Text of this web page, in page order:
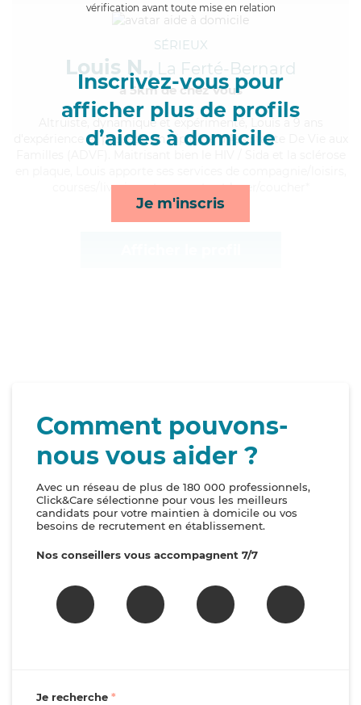
vérification avant toute mise en relation
Inscrivez-vous pour
afficher plus de profils
d’aides à domicile
Je m'inscris
SÉRIEUX
Louis N., La Ferté-Bernard
à 5km de chez Vous
, dynamique et expérimenté, Louis a 9 ans
d'expérience et possède un diplôme d'Assistante De Vie aux
courses/livraison, transports et lever/coucher*
Comment pouvons-
nous vous aider ?
Avec un réseau de plus de 180 000 professionnels,
Click&Care sélectionne pour vous les meilleurs
candidats pour votre maintien à domicile ou vos
besoins de recrutement en établissement.
Nos conseillers vous accompagnent 7/7
Je recherche